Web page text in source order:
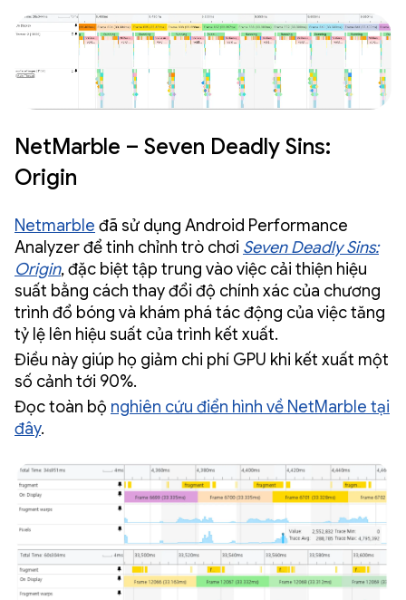
NetMarble – Seven Deadly Sins:
Origin
Netmarble đã sử dụng Android Performance
Analyzer để tinh chỉnh trò chơi Seven Deadly Sins:
Origin, đặc biệt tập trung vào việc cải thiện hiệu
suất bằng cách thay đổi độ chính xác của chương
trình đổ bóng và khám phá tác động của việc tăng
tỷ lệ lên hiệu suất của trình kết xuất.
Điều này giúp họ giảm chi phí GPU khi kết xuất một
số cảnh tới 90%.
Đọc toàn bộ nghiên cứu điển hình về NetMarble tại
đây.